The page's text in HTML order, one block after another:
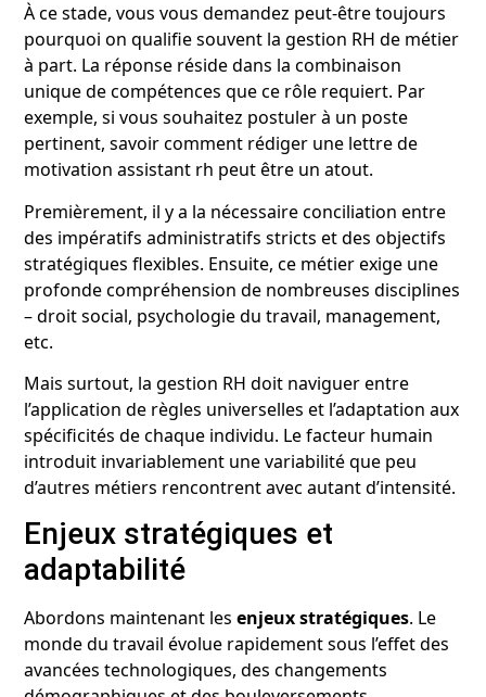
À ce stade, vous vous demandez peut-être toujours
pourquoi on qualifie souvent la gestion RH de métier
à part. La réponse réside dans la combinaison
unique de compétences que ce rôle requiert. Par
exemple, si vous souhaitez postuler à un poste
pertinent, savoir comment rédiger une lettre de
motivation assistant rh peut être un atout.
Premièrement, il y a la nécessaire conciliation entre
des impératifs administratifs stricts et des objectifs
stratégiques flexibles. Ensuite, ce métier exige une
profonde compréhension de nombreuses disciplines
– droit social, psychologie du travail, management,
etc.
Mais surtout, la gestion RH doit naviguer entre
l’application de règles universelles et l’adaptation aux
spécificités de chaque individu. Le facteur humain
introduit invariablement une variabilité que peu
d’autres métiers rencontrent avec autant d’intensité.
Enjeux stratégiques et
adaptabilité
Abordons maintenant lesenjeux stratégiques. Le
monde du travail évolue rapidement sous l’effet des
avancées technologiques, des changements